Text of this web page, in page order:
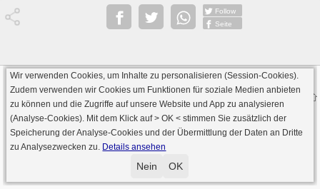
Follow
Seite
· Serverversion: 2026 6.241 · registrierte Spieler: 501.083 ·
Online Skat Server: 142 (private Server:136)
Wir verwenden Cookies, um Inhalte zu personalisieren (Session-Cookies).
Zudem verwenden wir Cookies um Funktionen für soziale Medien anbieten
zu können und die Zugriffe auf unsere Website und App zu analysieren
(Analyse-Cookies). Mit dem Klick auf> OK < stimmen Sie zusätzlich der
Speicherung der Analyse-Cookies und der Übermittlung der Daten an Dritte
zu Analysezwecken zu. Details ansehen
Nein OK